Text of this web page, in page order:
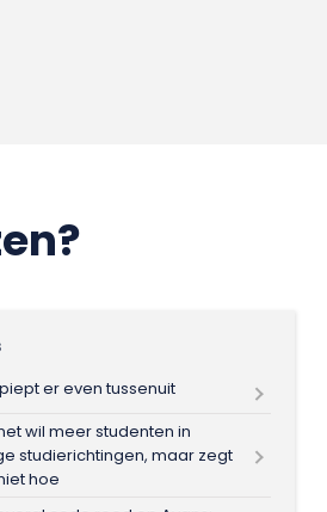
er even tussenuit
wil meer studenten in
studierichtingen, maar zegt
hoe